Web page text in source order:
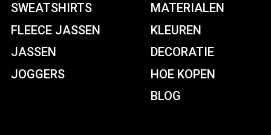
SWEATSHIRTS
FLEECE JASSEN
JASSEN
JOGGERS
MATERIALEN
KLEUREN
DECORATIE
HOE KOPEN
BLOG